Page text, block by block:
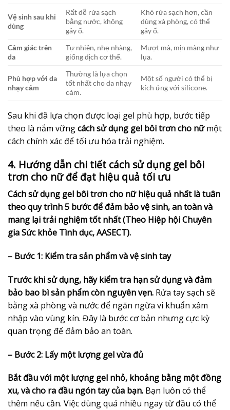
Vệ sinh sau khi
dùng
Rất dễ rửa sạch
bằng nước, không
gây ố.
Khó rửa sạch hơn, cần
dùng xà phòng, có thể
gây ố.
Cảm giác trên
da
Tự nhiên, nhẹ nhàng,
giống dịch cơ thể.
Mượt mà, mịn màng như
lụa.
Phù hợp với da
nhạy cảm
Thường là lựa chọn
tốt nhất cho da nhạy
cảm.
Một số người có thể bị
kích ứng với silicone.
Sau khi đã lựa chọn được loại gel phù hợp, bước tiếp
theo là nắm vữngcách sử dụng gel bôi trơn cho nữmột
cách chính xác để tối ưu hóa trải nghiệm.
4. Hướng dẫn chi tiết cách sử dụng gel bôi
trơn cho nữ để đạt hiệu quả tối ưu
Cách sử dụng gel bôi trơn cho nữ hiệu quả nhất là tuân
theo quy trình 5 bước để đảm bảo vệ sinh, an toàn và
mang lại trải nghiệm tốt nhất (Theo Hiệp hội Chuyên
gia Sức khỏe Tình dục, AASECT).
– Bước 1: Kiểm tra sản phẩm và vệ sinh tay
Trước khi sử dụng, hãy kiểm tra hạn sử dụng và đảm
bảo bao bì sản phẩm còn nguyên vẹn. Rửa tay sạch sẽ
bằng xà phòng và nước để ngăn ngừa vi khuẩn xâm
nhập vào vùng kín. Đây là bước cơ bản nhưng cực kỳ
quan trọng để đảm bảo an toàn.
– Bước 2: Lấy một lượng gel vừa đủ
Bắt đầu với một lượng gel nhỏ, khoảng bằng một đồng
xu, và cho ra đầu ngón tay của bạn. Bạn luôn có thể
thêm nếu cần. Việc dùng quá nhiều ngay từ đầu có thể